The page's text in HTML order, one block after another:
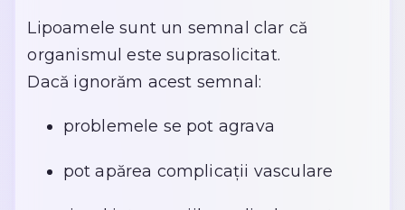
Lipoamele sunt un semnal clar că
organismul este suprasolicitat.
Dacă ignorăm acest semnal:
problemele se pot agrava
pot apărea complicații vasculare